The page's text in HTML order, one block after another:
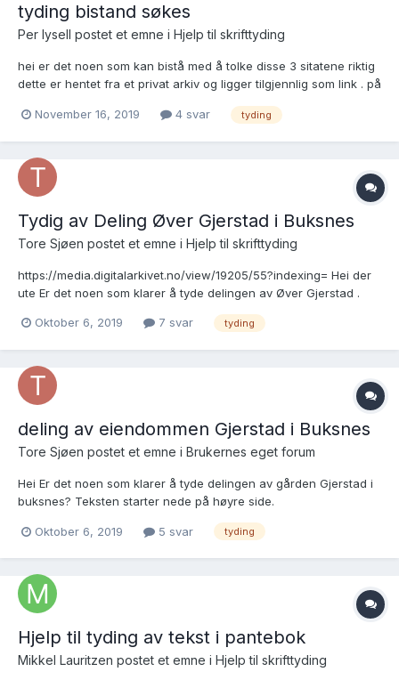
tyding bistand søkes
Per lysell postet et emne i Hjelp til skrifttyding
hei er det noen som kan bistå med å tolke disse 3 sitatene riktig
dette er hentet fra et privat arkiv og ligger tilgjennlig som link . på
November 16, 2019
4 svar tyding
Tydig av Deling Øver Gjerstad i Buksnes
Tore Sjøen postet et emne i Hjelp til skrifttyding
https://media.digitalarkivet.no/view/19205/55?indexing= Hei der
ute Er det noen som klarer å tyde delingen av Øver Gjerstad .
forumet kan hjelpe. Teksten starter nede på høyre side.
Oktober 6, 2019 7 svar tyding
deling av eiendommen Gjerstad i Buksnes
Tore Sjøen postet et emne i Brukernes eget forum
Hei Er det noen som klarer å tyde delingen av gården Gjerstad i
buksnes? Teksten starter nede på høyre side.
Oktober 6, 2019
5 svar tyding
Hjelp til tyding av tekst i pantebok
Mikkel Lauritzen postet et emne i Hjelp til skrifttyding